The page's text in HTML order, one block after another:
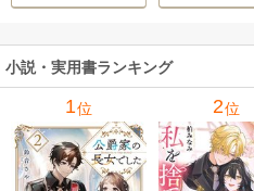
小説・実用書ランキング
1位 2位